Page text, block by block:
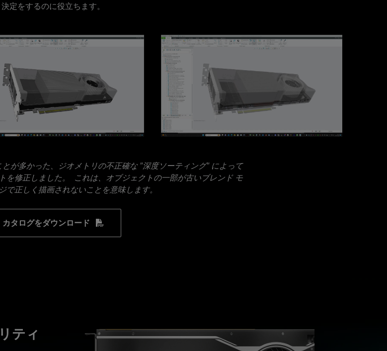
決定をするのに役立ちます。
が多かった、ジオメトリの不正確な "深度ソーティング" によって
を修正しました。 これは、オブジェクトの一部が古いブレンド モ
で正しく描画されないことを意味します。
カタログをダウンロード
ティ